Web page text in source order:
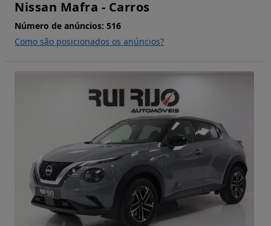
Nissan Mafra - Carros
Número de anúncios: 516
Como são posicionados os anúncios?